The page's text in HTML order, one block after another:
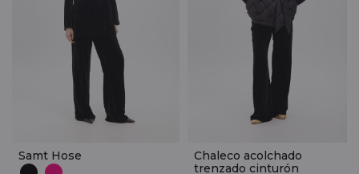
Samt Hose
Chaleco acolchado
trenzado cinturón